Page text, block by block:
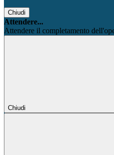
Chiudi
Attendere...
Attendere il completamento
Chiudi